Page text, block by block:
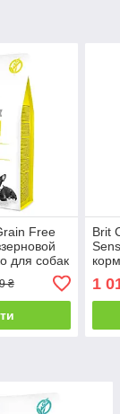
Free
для собак
- 0,4 кг
₴
Brit
1